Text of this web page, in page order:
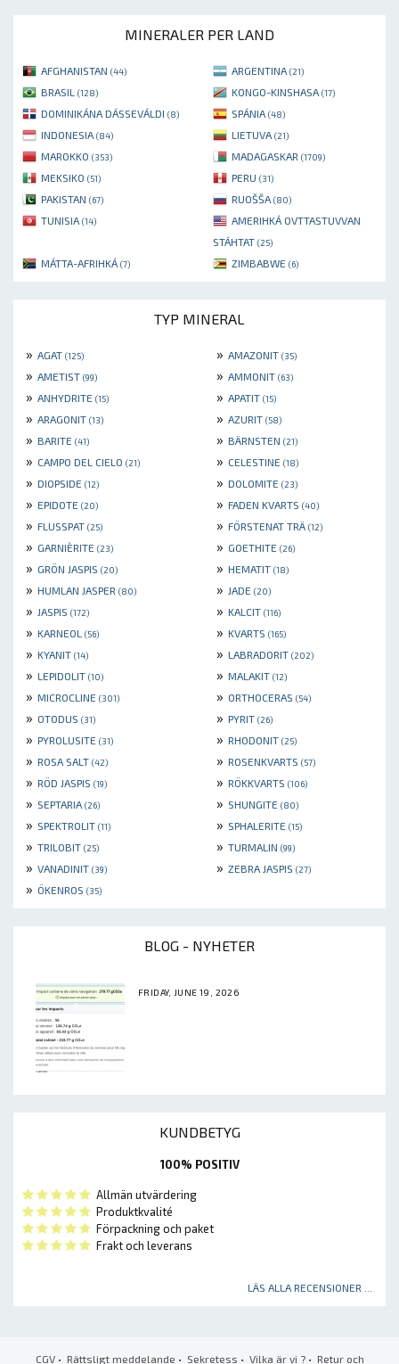
MINERALER PER LAND
AFGHANISTAN (44) ARGENTINA (21)
BRASIL (128) KONGO-KINSHASA (17)
DOMINIKÁNA DÁSSEVÁLDI (8) SPÁNIA (48)
INDONESIA (84) LIETUVA (21)
MAROKKO (353) MADAGASKAR (1709)
MEKSIKO (51) PERU (31)
PAKISTAN (67) RUOŠŠA (80)
TUNISIA (14)
AMERIHKÁ OVTTASTUVVAN
STÁHTAT (25)
MÁTTA-AFRIHKÁ (7) ZIMBABWE (6)
TYP MINERAL
» AGAT (125) » AMAZONIT (35)
» AMETIST (99) » AMMONIT (63)
» ANHYDRITE (15) » APATIT (15)
» ARAGONIT (13) » AZURIT (58)
» BARITE (41) » BÄRNSTEN (21)
» CAMPO DEL CIELO (21) » CELESTINE (18)
» DIOPSIDE (12) » DOLOMITE (23)
» EPIDOTE (20) » FADEN KVARTS (40)
» FLUSSPAT (25) » FÖRSTENAT TRÄ (12)
» GARNIÈRITE (23) » GOETHITE (26)
» GRÖN JASPIS (20) » HEMATIT (18)
» HUMLAN JASPER (80) » JADE (20)
» JASPIS (172) » KALCIT (116)
» KARNEOL (56) » KVARTS (165)
» KYANIT (14) » LABRADORIT (202)
» LEPIDOLIT (10) » MALAKIT (12)
» MICROCLINE (301) » ORTHOCERAS (54)
» OTODUS (31) » PYRIT (26)
» PYROLUSITE (31) » RHODONIT (25)
» ROSA SALT (42) » ROSENKVARTS (57)
» RÖD JASPIS (19) » RÖKKVARTS (106)
» SEPTARIA (26) » SHUNGITE (80)
» SPEKTROLIT (11) » SPHALERITE (15)
» TRILOBIT (25) » TURMALIN (99)
» VANADINIT (39) » ZEBRA JASPIS (27)
» ÖKENROS (35)
BLOG - NYHETER
FRIDAY, JUNE 19, 2026
KUNDBETYG
100% POSITIV
Allmän utvärdering
Produktkvalité
Förpackning och paket
Frakt och leverans
LÄS ALLA RECENSIONER ...
CGV• Rättsligt meddelande • Sekretess • Vilka är vi ?• Retur och